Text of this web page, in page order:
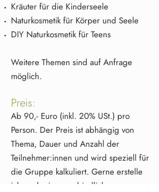
Kräuter für die Kinderseele
Naturkosmetik für Körper und Seele
DIY Naturkosmetik für Teens
Weitere Themen sind auf Anfrage
möglich.
Preis:
Ab 90,- Euro (inkl. 20% USt.) pro
Person. Der Preis ist abhängig von
Thema, Dauer und Anzahl der
Teilnehmer:innen und wird speziell für
die Gruppe kalkuliert. Gerne erstelle
ich euch ein unverbindliches